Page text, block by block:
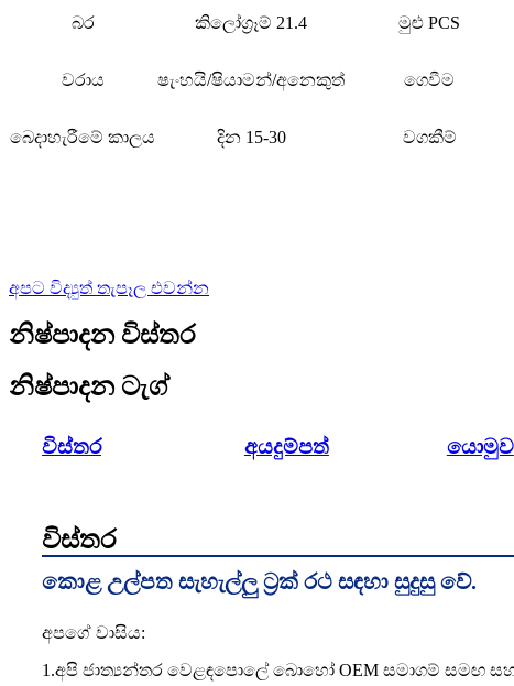
බර කිලෝග්‍රෑම් 21.4 මුළු PCS
වරාය ෂැංහයි/ෂියාමන්/අනෙකුත් ගෙවීම
බෙදාහැරීමේ කාලය දින 15-30 වගකීම්
අපට විද්‍යුත් තැපෑල එවන්න
නිෂ්පාදන විස්තර
නිෂ්පාදන ටැග්
විස්තර අයදුම්පත් යොමුව
විස්තර
කොළ උල්පත සැහැල්ලු ට්‍රක් රථ සඳහා සුදුසු වේ.
අපගේ වාසිය:
1.අපි ජාත්‍යන්තර වෙළඳපොලේ බොහෝ OEM සමාගම් සමඟ